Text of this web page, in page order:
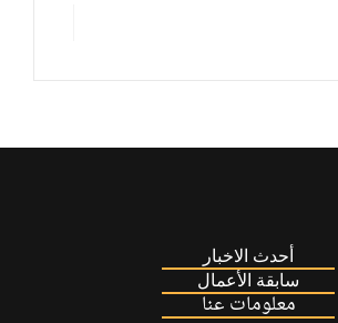
أحدث الاخبار
سابقة الأعمال
معلومات عنا